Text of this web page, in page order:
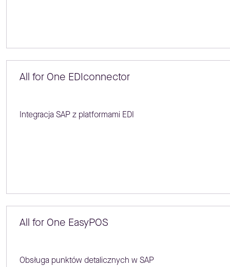
All for One EDIconnector
Integracja SAP z platformami EDI
All for One EasyPOS
Obsługa punktów detalicznych w SAP